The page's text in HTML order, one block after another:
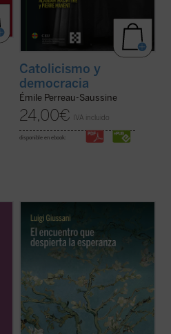
Catolicismo y
democracia
Émile Perreau-Saussine
24,00€ IVA incluido
disponible en ebook:
diálogo en asamblea y la síntesis, hasta
ahora inéditos, de Luigi Giussani con
jóvenes universitarios de Comunión y
Liberación en 1985. Giussani propone una
inversión de perspectiva: las necesidades